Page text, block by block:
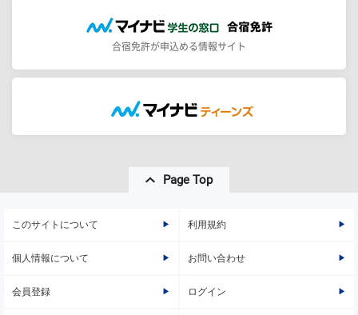
合宿免許が申込める情報サイト
Page Top
このサイトについて 利用規約
個人情報について お問い合わせ
会員登録 ログイン